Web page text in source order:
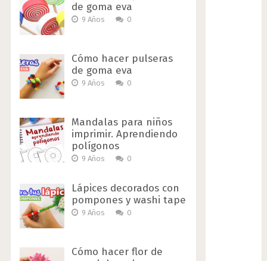
de goma eva
9 Años 0
Cómo hacer pulseras
de goma eva
9 Años 0
Mandalas para niños
imprimir. Aprendiendo
polígonos
9 Años 0
Lápices decorados con
pompones y washi tape
9 Años 0
Cómo hacer flor de